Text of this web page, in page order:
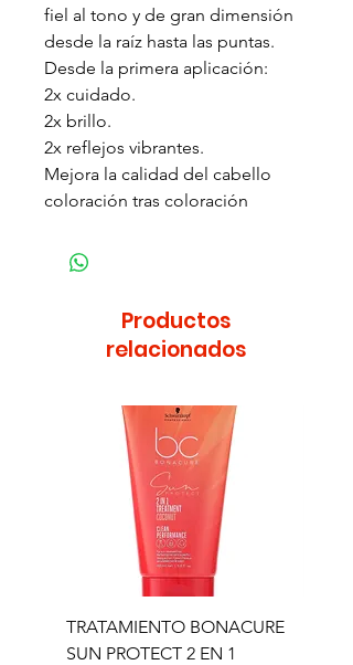
fiel al tono y de gran dimensión
desde la raíz hasta las puntas.
Desde la primera aplicación:
2x cuidado.
2x brillo.
2x reflejos vibrantes.
Mejora la calidad del cabello
coloración tras coloración
Productos
relacionados
TRATAMIENTO BONACURE
SUN PROTECT 2 EN 1